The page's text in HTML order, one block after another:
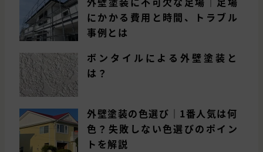
にかかる費用と時間、トラブル
事例とは
ボンタイルによる外壁塗装と
は？
外壁塗装の色選び｜1番人気は何
色？失敗しない色選びのポイン
トを解説